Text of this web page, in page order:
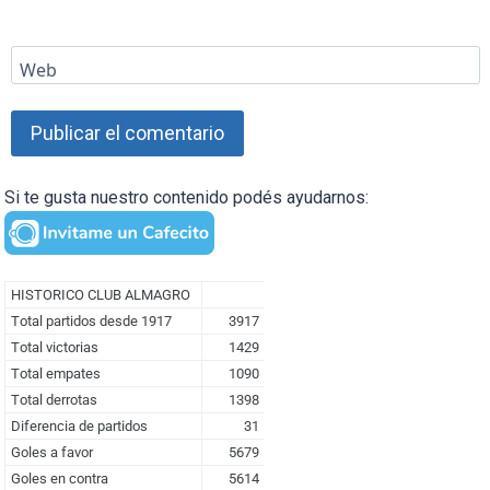
Web
Si te gusta nuestro contenido podés ayudarnos: